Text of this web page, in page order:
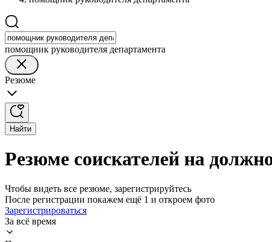
помощник руководителя департамента
Резюме
Найти
Резюме соискателей на
Чтобы видеть все резюме, зарегистрируйтесь
После регистрации покажем ещё 1 и откроем фото
Зарегистрироваться
За всё время